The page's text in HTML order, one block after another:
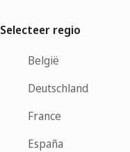
Selecteer regio
België
Deutschland
France
España